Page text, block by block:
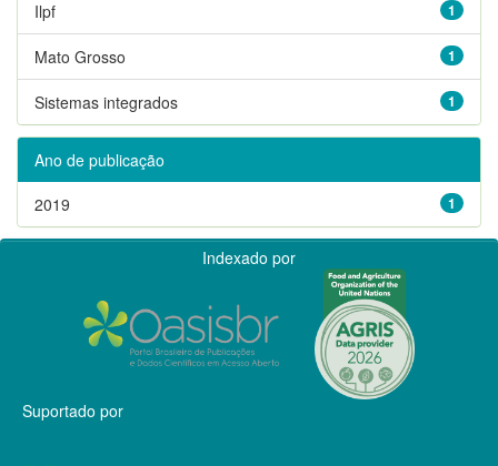
1
Ilpf
1
Mato Grosso
1
Sistemas integrados
Ano de publicação
1
2019
Indexado por
Suportado por